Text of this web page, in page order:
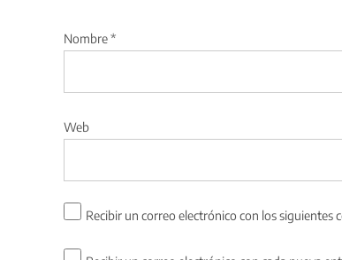
Nombre*
Web
Recibir un correo electrónico con los siguientes